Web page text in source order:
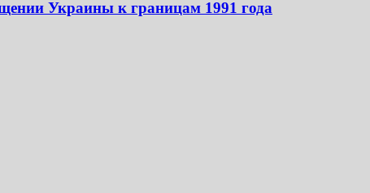
Украины к границам 1991 года